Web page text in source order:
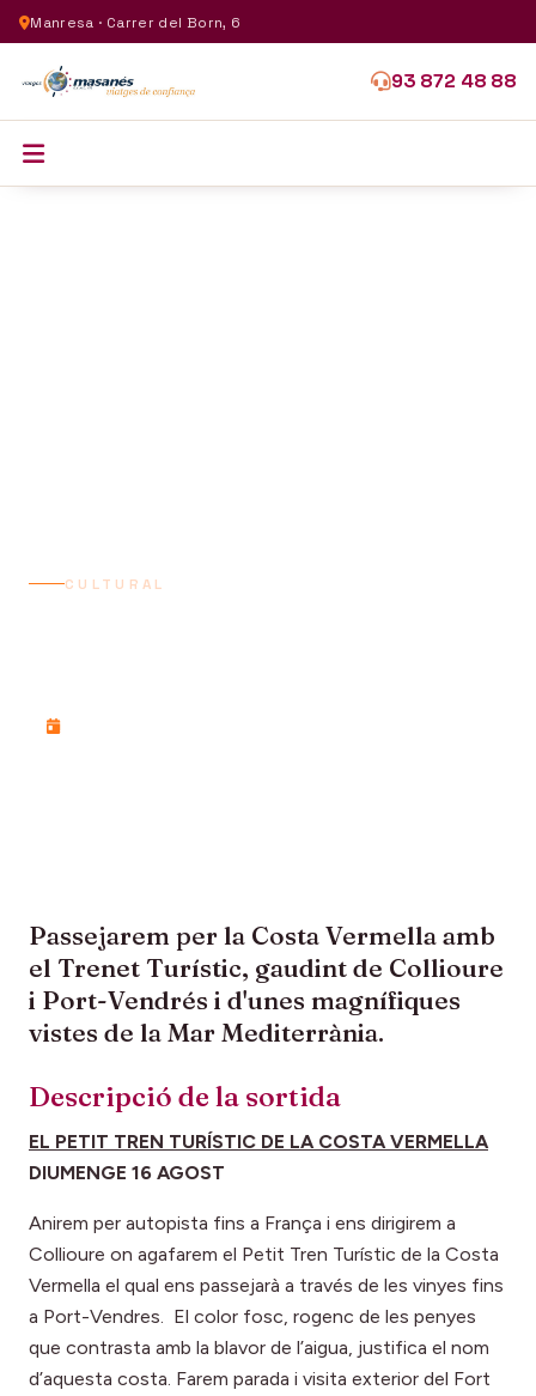
Manresa · Carrer del Born, 6
93 872 48 88
CULTURAL
Diumenge, 16 d'agost de 2026
Passejarem per la Costa Vermella amb
el Trenet Turístic, gaudint de Collioure
i Port-Vendrés i d'unes magnífiques
vistes de la Mar Mediterrània.
Descripció de la sortida
EL PETIT TREN TURÍSTIC DE LA COSTA VERMELLA
DIUMENGE 16 AGOST
Anirem per autopista fins a França i ens dirigirem a
Collioure on agafarem el Petit Tren Turístic de la Costa
Vermella el qual ens passejarà a través de les vinyes fins
a Port-Vendres. El color fosc, rogenc de les penyes
que contrasta amb la blavor de l’aigua, justifica el nom
d’aquesta costa. Farem parada i visita exterior del Fort